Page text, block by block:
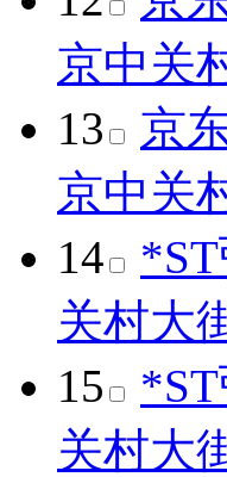
京中关
13
京
京中关
14
关村大
15
关村大